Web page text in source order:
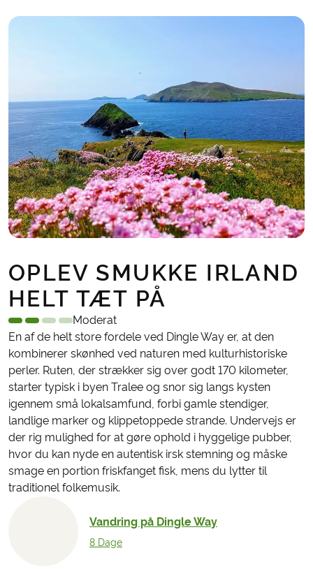
OPLEV SMUKKE IRLAND
HELT TÆT PÅ
Moderat
En af de helt store fordele ved Dingle Way er, at den
kombinerer skønhed ved naturen med kulturhistoriske
perler. Ruten, der strækker sig over godt 170 kilometer,
starter typisk i byen Tralee og snor sig langs kysten
igennem små lokalsamfund, forbi gamle stendiger,
landlige marker og klippetoppede strande. Undervejs er
der rig mulighed for at gøre ophold i hyggelige pubber,
hvor du kan nyde en autentisk irsk stemning og måske
smage en portion friskfanget fisk, mens du lytter til
traditionel folkemusik.
Vandring på Dingle Way
8 Dage